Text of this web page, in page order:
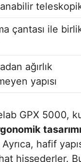
çantası ile
ağırlık
yapısı
GPX 5000,
tasarımı
Ayrıca, hafif
hissederler.